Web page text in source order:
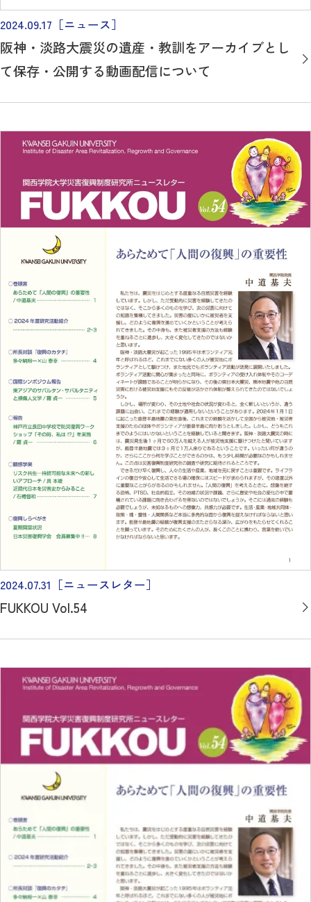
2024.09.17 ［ニュース］
阪神・淡路大震災の遺産・教訓をアーカイブとし
て保存・公開する動画配信について
2024.07.31 ［ニュースレター］
FUKKOU Vol.54